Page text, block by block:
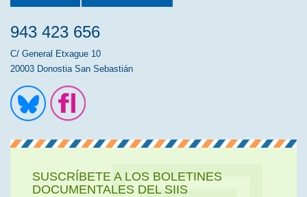
943 423 656
C/ General Etxague 10
20003 Donostia San Sebastián
SUSCRÍBETE A LOS BOLETINES
DOCUMENTALES DEL SIIS